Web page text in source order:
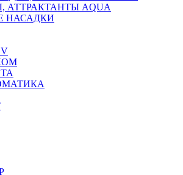
АТТРАКТАНТЫ AQUA
НАСАДКИ